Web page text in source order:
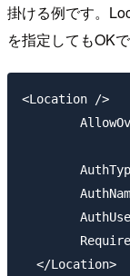
掛ける例です。
を指定してもOKで
<Location />